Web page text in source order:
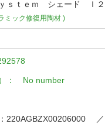
ｓｔｅｍ シェード Ｉ２
ミック修復用陶材 )
）： No number
：220AGBZX00206000